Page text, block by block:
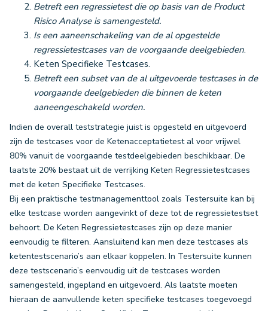
Betreft een regressietest die op basis van de Product
Risico Analyse is samengesteld.
Is een aaneenschakeling van de al opgestelde
regressietestcases van de voorgaande deelgebieden.
Keten Specifieke Testcases.
Betreft een subset van de al uitgevoerde testcases in de
voorgaande deelgebieden die binnen de keten
aaneengeschakeld worden.
Indien de overall teststrategie juist is opgesteld en uitgevoerd
zijn de testcases voor de Ketenacceptatietest al voor vrijwel
80% vanuit de voorgaande testdeelgebieden beschikbaar. De
laatste 20% bestaat uit de verrijking Keten Regressietestcases
met de keten Specifieke Testcases.
Bij een praktische testmanagementtool zoals Testersuite kan bij
elke testcase worden aangevinkt of deze tot de regressietestset
behoort. De Keten Regressietestcases zijn op deze manier
eenvoudig te filteren. Aansluitend kan men deze testcases als
ketentestscenario’s aan elkaar koppelen. In Testersuite kunnen
deze testscenario’s eenvoudig uit de testcases worden
samengesteld, ingepland en uitgevoerd. Als laatste moeten
hieraan de aanvullende keten specifieke testcases toegevoegd